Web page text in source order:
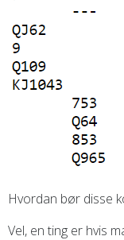
Hvordan bør disse
Vel, en ting er hvis